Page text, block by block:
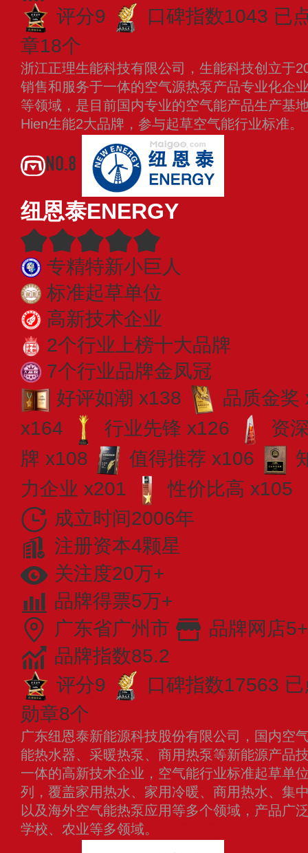
评分9 口碑指数1043 已
章18个
浙江正理生能科技有限公司，生能科技创立于
销售和服务于一体的空气源热泵产品专业化企
等领域，是目前国内专业的空气能产品生产基
Hien生能2大品牌，参与起草空气能行业标准。
NO.8
纽恩泰ENERGY
专精特新小巨人
标准起草单位
高新技术企业
2个行业上榜十大品牌
7个行业品牌金凤冠
好评如潮 x138
品质金奖
x164
行业先锋 x126
资
牌 x108
值得推荐 x106
力企业 x201
性价比高 x105
成立时间2006年
注册资本4颗星
关注度20万+
品牌得票5万+
广东省广州市
品牌网店5+
品牌指数85.2
评分9
口碑指数17563
勋章8个
广东纽恩泰新能源科技股份有限公司，国内空
能热水器、采暖热泵、商用热泵等新能源产品
一体的高新技术企业，空气能行业标准起草单
列，覆盖家用热水、家用冷暖、商用热水、集
以及海外空气能热泵应用等多个领域，产品广
学校、农业等多领域。